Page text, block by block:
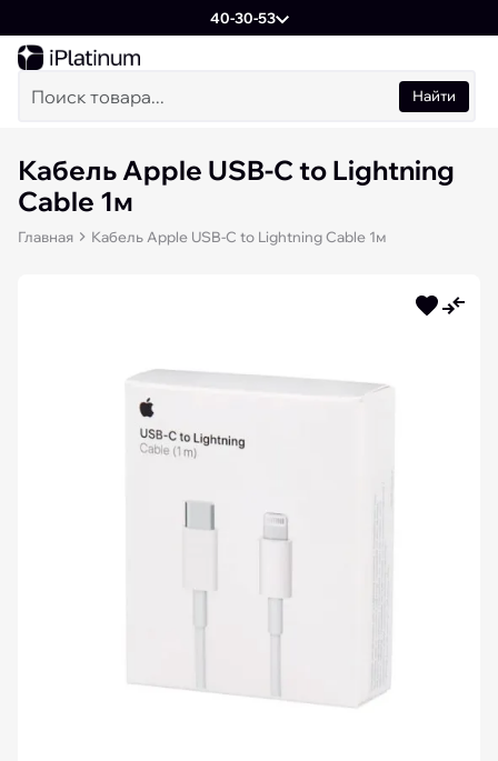
40-30-53
Найти
Кабель Apple USB-C to Lightning
Cable 1м
Главная Кабель Apple USB-C to Lightning Cable 1м